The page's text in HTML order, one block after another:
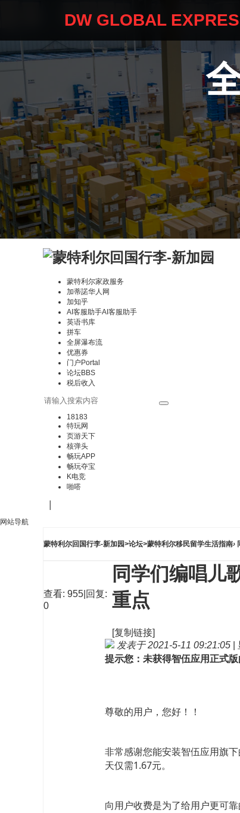
蒙特利尔家政服务
加蒂諾华人网
加知乎
AI客服助手AI客服助手
英语书库
拼车
全屏瀑布流
优惠券
门户 Portal
论坛BBS
税后收入
18183
特玩网
页游天下
核弹头
畅玩APP
畅玩夺宝
K电竞
啪嗒
网站导航
蒙特利尔回国行李-新加园>论坛>蒙特利尔移民留学生活指南›
查看: 955 回复:
0
同学们编唱儿
重点
[复制链接]
发表于 2021-5-11 09:21:05
提示您：未获得智伍应用正式
尊敬的用户，您好！！
非常感谢您能安装智伍应用旗
天仅需1.67元。
向用户收费是为了给用户更可